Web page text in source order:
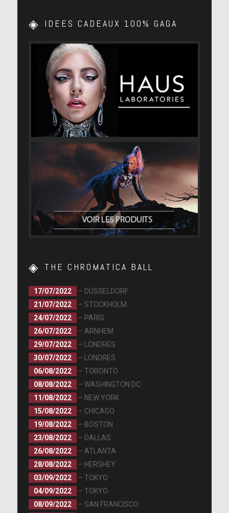
IDEES CADEAUX 100% GAGA
THE CHROMATICA BALL
17/07/2022
– DÜSSELDORF
21/07/2022
– STOCKHOLM
24/07/2022
– PARIS
26/07/2022
– ARNHEM
29/07/2022
– LONDRES
30/07/2022
– LONDRES
06/08/2022
– TORONTO
08/08/2022
– WASHINGTON DC
11/08/2022
– NEW YORK
15/08/2022
– CHICAGO
19/08/2022
– BOSTON
23/08/2022
– DALLAS
26/08/2022
– ATLANTA
28/08/2022
– HERSHEY
03/09/2022
– TOKYO
04/09/2022
– TOKYO
08/09/2022
– SAN FRANCISCO